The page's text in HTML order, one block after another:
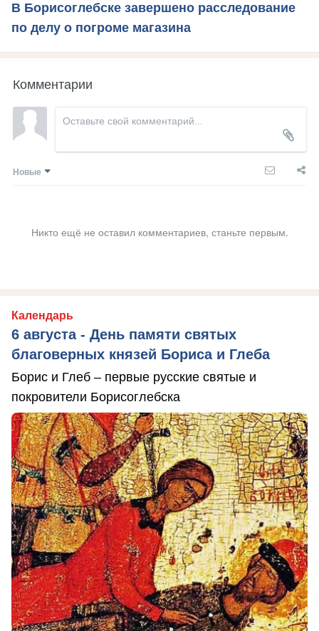
В Борисоглебске завершено расследование
по делу о погроме магазина
Комментарии
Новые
Никто ещё не оставил комментариев, станьте первым.
Календарь
6 августа - День памяти святых
благоверных князей Бориса и Глеба
Борис и Глеб – первые русские святые и
покровители Борисоглебска